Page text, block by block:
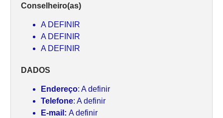
Conselheiro(as)
A DEFINIR
A DEFINIR
A DEFINIR
DADOS
Endereço: A definir
Telefone: A definir
E-mail: A definir